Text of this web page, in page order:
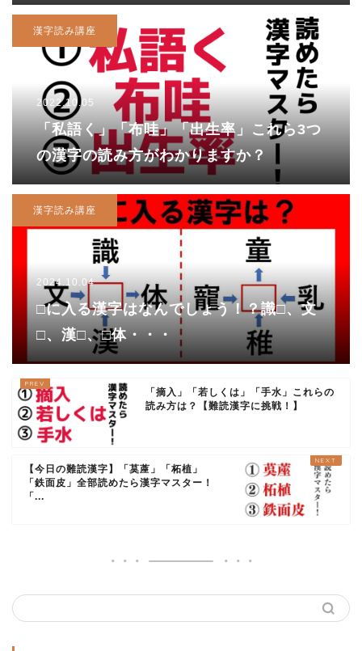
漢字読み講座
2022.10.05
「私語く」「布哇」「出生率」これら3つ
の漢字の読み方がわかりますか？
漢字読み講座
2024.10.04
□に入る漢字はなんでしょう！？識□、文
□、漢□、□体・・・
「摘入」「若しくは」「手水」これらの
読み方は？【難読漢字に挑戦！】
【今日の難読漢字】「茣蓙」「柘植」
「鉄面皮」全部読めたら漢字マスター！
「...